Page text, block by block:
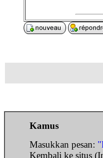
Kamus
Masukkan pesan:
Kembali ke situs